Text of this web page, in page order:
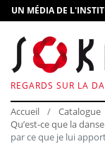
UN MÉDIA DE
REGARDS SUR LA
Accueil Catalogue
Qu’est-ce que la
par ce que je lui